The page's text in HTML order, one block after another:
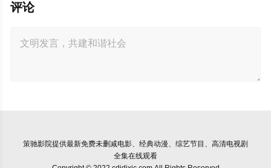
评论
策驰影院提供最新免费未删减电影、经典动漫、综艺节目、高清电视剧
全集在线观看